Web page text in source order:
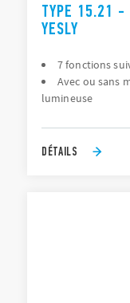
TYPE 15.21 -
YESLY
7 fonctions
Avec ou sans
lumineuse
DÉTAILS